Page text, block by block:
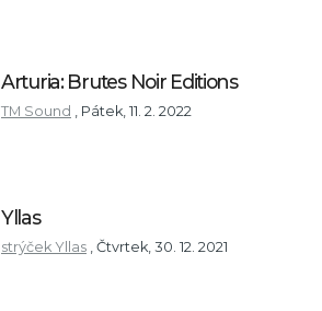
Arturia: Brutes Noir Editions
TM Sound , Pátek, 11. 2. 2022
Yllas
strýček Yllas , Čtvrtek, 30. 12. 2021